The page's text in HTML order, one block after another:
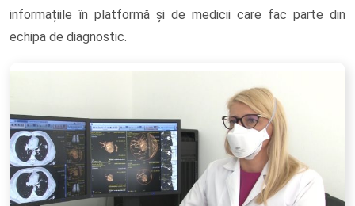
informațiile în platformă și de medicii care fac parte din
echipa de diagnostic.